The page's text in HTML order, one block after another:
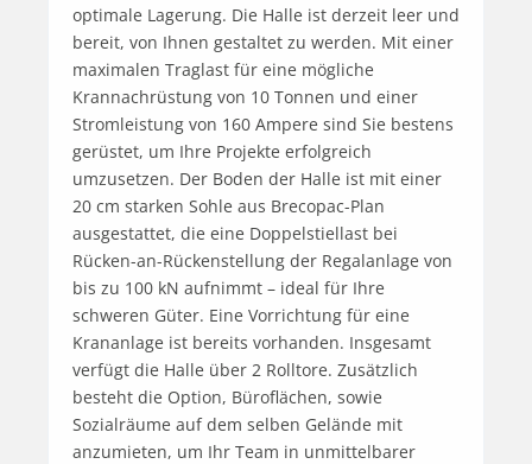
optimale Lagerung. Die Halle ist derzeit leer und
bereit, von Ihnen gestaltet zu werden. Mit einer
maximalen Traglast für eine mögliche
Krannachrüstung von 10 Tonnen und einer
Stromleistung von 160 Ampere sind Sie bestens
gerüstet, um Ihre Projekte erfolgreich
umzusetzen. Der Boden der Halle ist mit einer
20 cm starken Sohle aus Brecopac-Plan
ausgestattet, die eine Doppelstiellast bei
Rücken-an-Rückenstellung der Regalanlage von
bis zu 100 kN aufnimmt – ideal für Ihre
schweren Güter. Eine Vorrichtung für eine
Krananlage ist bereits vorhanden. Insgesamt
verfügt die Halle über 2 Rolltore. Zusätzlich
besteht die Option, Büroflächen, sowie
Sozialräume auf dem selben Gelände mit
anzumieten, um Ihr Team in unmittelbarer